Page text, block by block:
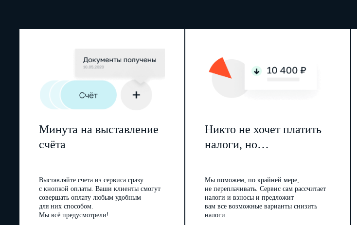
Минута на выставление
счёта
Выставляйте счета из сервиса сразу
с кнопкой оплаты. Ваши клиенты смогут
совершать оплату любым удобным
для них способом.
Мы всё предусмотрели!
Никто не хочет платить
налоги, но…
Мы поможем, по крайней мере,
не переплачивать. Сервис сам рассчитает
налоги и взносы и предложит
вам все возможные варианты снизить
налоги.